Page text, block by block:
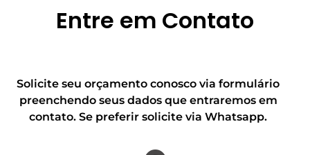
Entre em Contato
Solicite seu orçamento conosco via formulário
preenchendo seus dados que entraremos em
contato. Se preferir solicite via Whatsapp.